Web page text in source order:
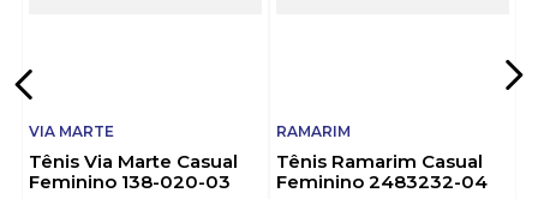
VIA MARTE
Tênis Via Marte Casual
Feminino 138-020-03
RAMARIM
Tênis Ramarim Casual
Feminino 2483232-04